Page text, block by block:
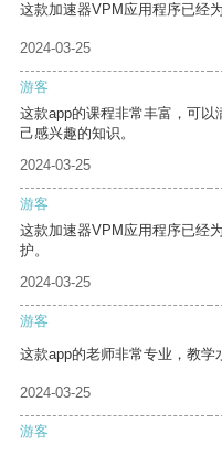
这款加速器VPM应用程序已经
2024-03-25
游客
这款app的课程非常丰富，可以
己感兴趣的知识。
2024-03-25
游客
这款加速器VPM应用程序已经
护。
2024-03-25
游客
这款app的老师非常专业，教学
2024-03-25
游客